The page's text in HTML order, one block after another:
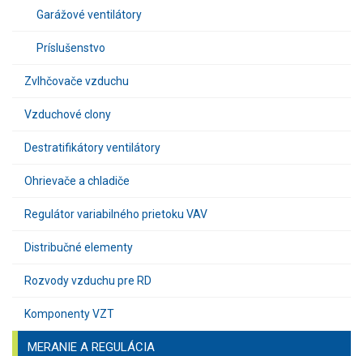
Garážové ventilátory
Príslušenstvo
Zvlhčovače vzduchu
Vzduchové clony
Destratifikátory ventilátory
Ohrievače a chladiče
Regulátor variabilného prietoku VAV
Distribučné elementy
Rozvody vzduchu pre RD
Komponenty VZT
MERANIE A REGULÁCIA